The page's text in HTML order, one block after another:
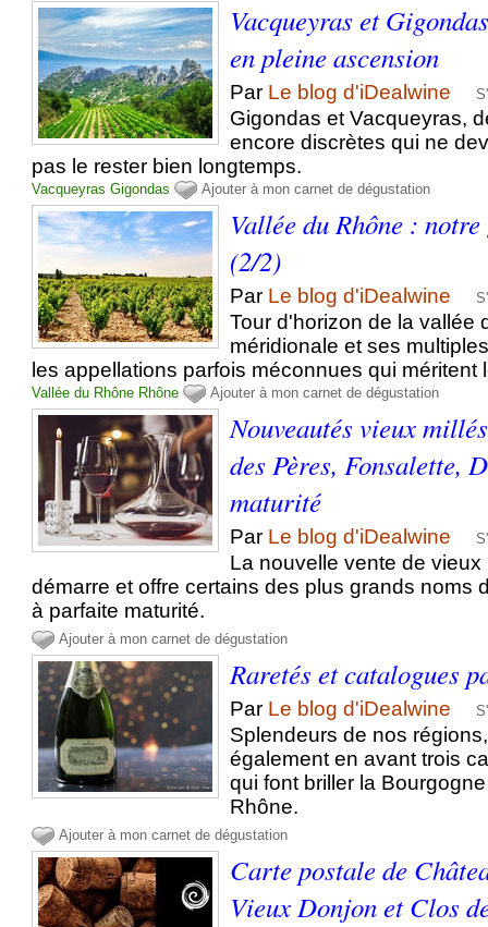
Vacqueyras et
en pleine ascension
Par Le blog d'iDealwine
Gigondas et Vacqueyras,
encore discrètes qui ne
pas le rester bien longtemps.
Vacqueyras Gigondas Ajouter à mon carnet de dégustation
Vallée du Rhône :
(2/2)
Par Le blog d'iDealwine
Tour d'horizon de la vallée
méridionale et ses
les appellations parfois méconnues qui méritent
Vallée du Rhône Rhône Ajouter à mon carnet de dégustation
Nouveautés vieux
des Pères, Fonsalette,
maturité
Par Le blog d'iDealwine
La nouvelle vente de
démarre et offre certains des plus grands noms
à parfaite maturité.
Ajouter à mon carnet de dégustation
Raretés et catalogues
Par Le blog d'iDealwine
Splendeurs de nos
également en avant trois
qui font briller la
Rhône.
Ajouter à mon carnet de dégustation
Carte postale de
Vieux Donjon et Clos